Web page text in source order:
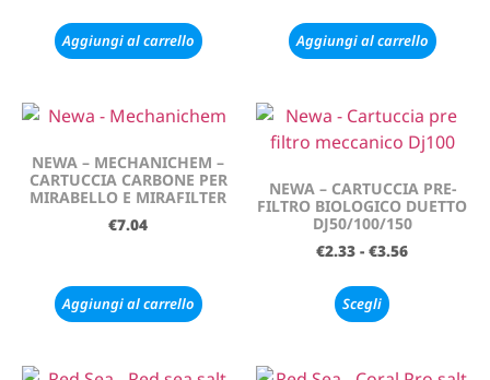
Aggiungi al carrello Aggiungi al carrello
NEWA – MECHANICHEM –
CARTUCCIA CARBONE PER
MIRABELLO E MIRAFILTER
€7.04
Aggiungi al carrello
NEWA – CARTUCCIA PRE-
FILTRO BIOLOGICO DUETTO
DJ50/100/150
€2.33 - €3.56
Scegli